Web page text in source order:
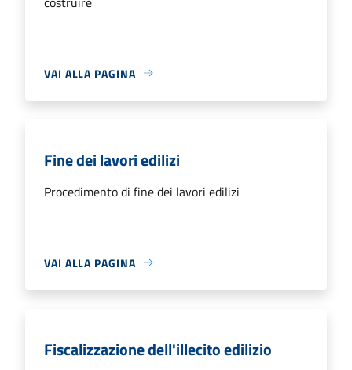
VAI ALLA PAGINA
Fine dei lavori edilizi
Procedimento di fine dei lavori edilizi
VAI ALLA PAGINA
Fiscalizzazione dell'illecito edilizio